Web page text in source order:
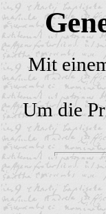
Mit
Um die